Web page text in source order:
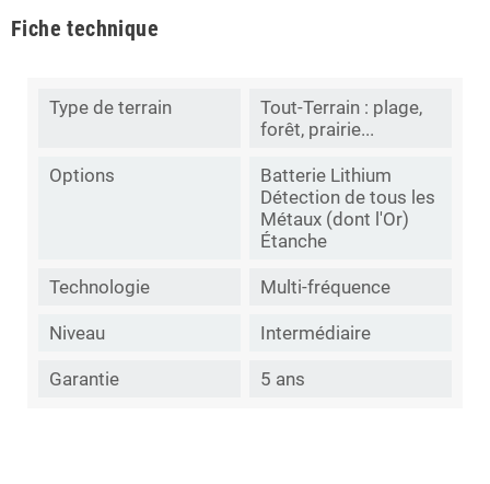
Fiche technique
Type de terrain
Tout-Terrain : plage,
forêt, prairie...
Options
Batterie Lithium
Détection de tous les
Métaux (dont l'Or)
Étanche
Technologie Multi-fréquence
Niveau Intermédiaire
Garantie 5 ans